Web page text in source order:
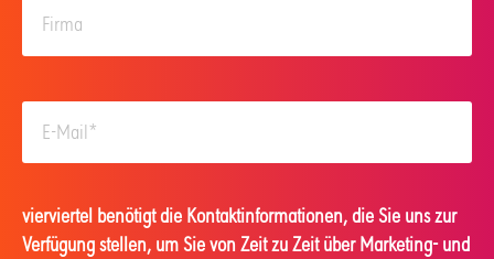
vierviertel benötigt die Kontaktinformationen, die Sie uns zur
Verfügung stellen, um Sie von Zeit zu Zeit über Marketing- und